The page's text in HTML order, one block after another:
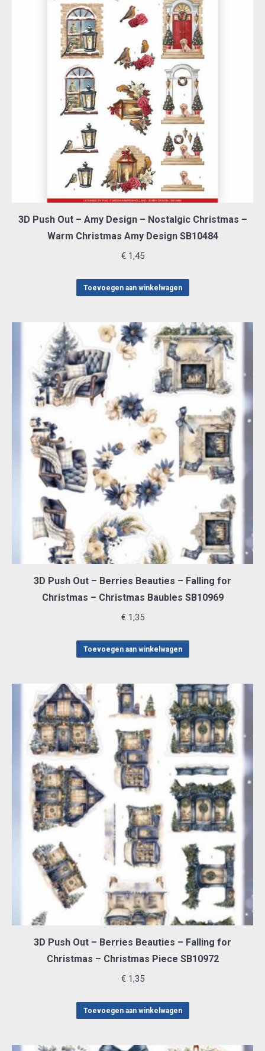
3D Push Out – Amy Design – Nostalgic Christmas –
Warm Christmas Amy Design SB10484
€1,45
Toevoegen aan winkelwagen
3D Push Out – Berries Beauties – Falling for
Christmas – Christmas Baubles SB10969
€1,35
Toevoegen aan winkelwagen
3D Push Out – Berries Beauties – Falling for
Christmas – Christmas Piece SB10972
€1,35
Toevoegen aan winkelwagen